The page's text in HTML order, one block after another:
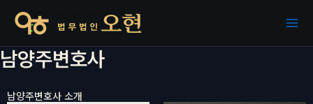
건너뛰기
남양주변호사
남양주변호사 소개